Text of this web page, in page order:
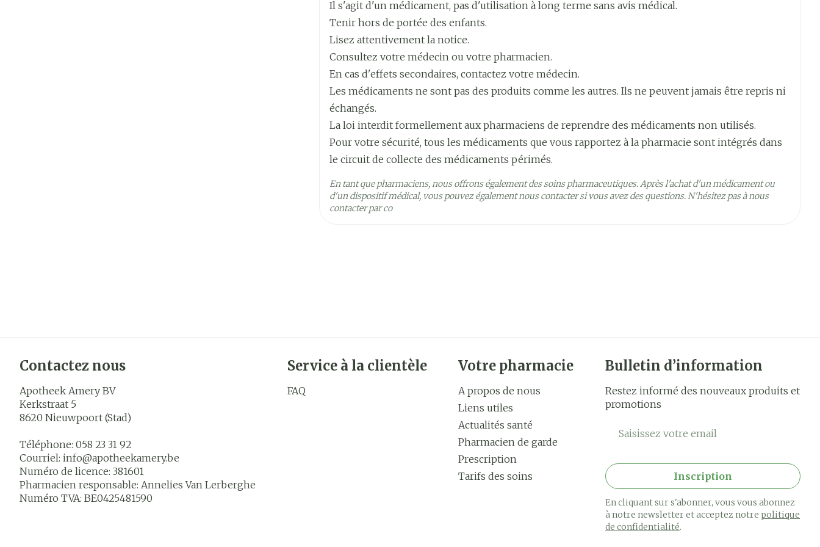
Quantité Du
Paquet
51.7
Ingrédients
Actifs
rivaroxaban
Préservation Température ambiante (15°C - 25°C)
Il s'agit d'un médicament, pas d'utilisation à long terme sans avis médical.
Tenir hors de portée des enfants.
Lisez attentivement la notice.
Consultez votre médecin ou votre pharmacien.
En cas d'effets secondaires, contactez votre médecin.
Les médicaments ne sont pas des produits comme les autres. Ils ne peuvent jamais être repris ni
échangés.
La loi interdit formellement aux pharmaciens de reprendre des médicaments non utilisés.
Pour votre sécurité, tous les médicaments que vous rapportez à la pharmacie sont intégrés dans
le circuit de collecte des médicaments périmés.
En tant que pharmaciens, nous offrons également des soins pharmaceutiques. Après l'achat d'un médicament ou
d'un dispositif médical, vous pouvez également nous contacter si vous avez des questions. N'hésitez pas à nous
contacter par co
Contactez nous
Apotheek Amery BV
Kerkstraat 5
8620 Nieuwpoort (Stad)
Téléphone: 058 23 31 92
Courriel: info@apotheekamery.be
Numéro de licence: 381601
Pharmacien responsable: Annelies Van Lerberghe
Numéro TVA: BE0425481590
Service à la clientèle
FAQ
Votre pharmacie
A propos de nous
Liens utiles
Actualités santé
Pharmacien de garde
Prescription
Tarifs des soins
Bulletin d’information
Restez informé des nouveaux produits et
promotions
Adresse mail
Inscription
En cliquant sur s'abonner, vous vous abonnez
à notre newsletter et acceptez notrepolitique
de confidentialité.